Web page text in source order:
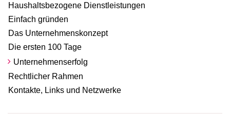
Haushaltsbezogene Dienstleistungen
Einfach gründen
Das Unternehmenskonzept
Die ersten 100 Tage
Unternehmenserfolg
Rechtlicher Rahmen
Kontakte, Links und Netzwerke